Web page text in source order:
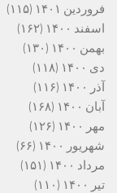
فروردین ۱۴۰۱
(۱۱۵)
اسفند ۱۴۰۰
(۱۶۲)
بهمن ۱۴۰۰
(۱۳۰)
دی ۱۴۰۰
(۱۱۸)
آذر ۱۴۰۰
(۱۱۶)
آبان ۱۴۰۰
(۱۶۸)
مهر ۱۴۰۰
(۱۲۶)
شهریور ۱۴۰۰
(۶۶)
مرداد ۱۴۰۰
(۱۵۱)
تیر ۱۴۰۰
(۱۱۰)